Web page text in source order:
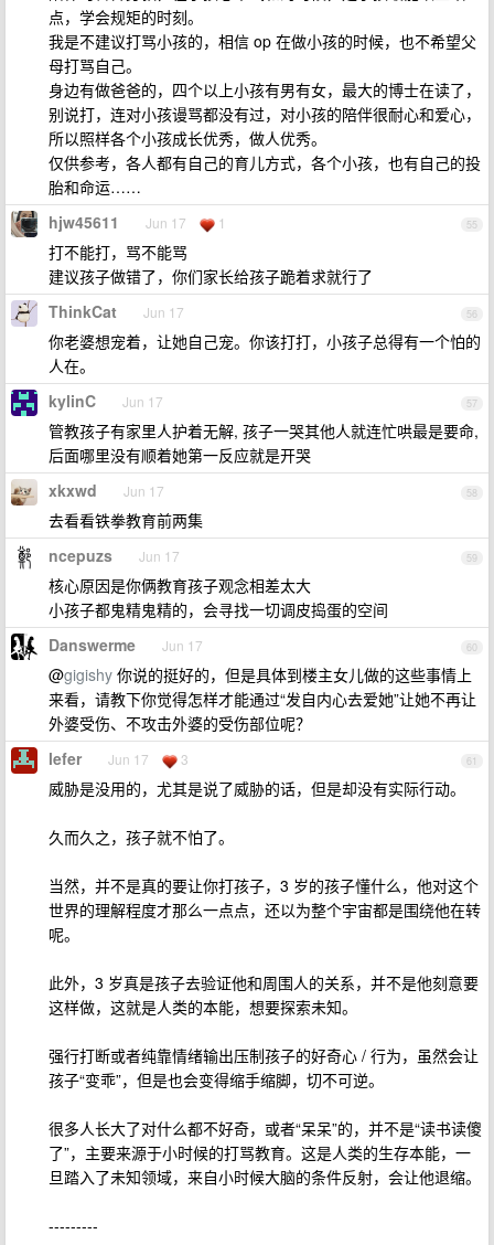
点，学会规矩的时刻。
我是不建议打骂小孩的，相信 op 在做小孩的时候，也不希望父
母打骂自己。
身边有做爸爸的，四个以上小孩有男有女，最大的博士在读了，
别说打，连对小孩谩骂都没有过，对小孩的陪伴很耐心和爱心，
所以照样各个小孩成长优秀，做人优秀。
仅供参考，各人都有自己的育儿方式，各个小孩，也有自己的投
胎和命运……
55
hjw45611 Jun 17 1
打不能打，骂不能骂
建议孩子做错了，你们家长给孩子跪着求就行了
56
ThinkCat Jun 17
你老婆想宠着，让她自己宠。你该打打，小孩子总得有一个怕的
人在。
57
kylinC Jun 17
管教孩子有家里人护着无解, 孩子一哭其他人就连忙哄最是要命,
后面哪里没有顺着她第一反应就是开哭
58
xkxwd Jun 17
去看看铁拳教育前两集
59
ncepuzs Jun 17
核心原因是你俩教育孩子观念相差太大
小孩子都鬼精鬼精的，会寻找一切调皮捣蛋的空间
60
Danswerme Jun 17
@gigishy 你说的挺好的，但是具体到楼主女儿做的这些事情上
来看，请教下你觉得怎样才能通过“发自内心去爱她”让她不再让
外婆受伤、不攻击外婆的受伤部位呢？
61
lefer Jun 17 3
威胁是没用的，尤其是说了威胁的话，但是却没有实际行动。
久而久之，孩子就不怕了。
当然，并不是真的要让你打孩子，3 岁的孩子懂什么，他对这个
世界的理解程度才那么一点点，还以为整个宇宙都是围绕他在转
呢。
此外，3 岁真是孩子去验证他和周围人的关系，并不是他刻意要
这样做，这就是人类的本能，想要探索未知。
强行打断或者纯靠情绪输出压制孩子的好奇心 / 行为，虽然会让
孩子“变乖”，但是也会变得缩手缩脚，切不可逆。
很多人长大了对什么都不好奇，或者“呆呆”的，并不是“读书读傻
了”，主要来源于小时候的打骂教育。这是人类的生存本能，一
旦踏入了未知领域，来自小时候大脑的条件反射，会让他退缩。
---------